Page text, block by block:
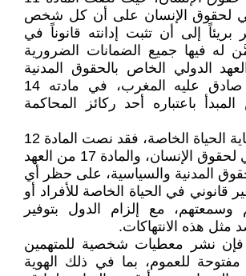
لحقوق الإنسان على أن كل شخص
بريئاً إلى أن تثبت إدانته قانوناً في
له فيها جميع الضمانات الضرورية
الدولي الخاص بالحقوق المدنية
والسياسية، الذي صادق عليه المغرب، في مادته 14
نفس المبدأ باعتباره أحد ركائز المحاكمة
أما فيما يتعلق بحماية الحياة الخاصة، فقد نصت المادة 12
من الإعلان العالمي لحقوق الإنسان، والمادة 17 من العهد
المدنية والسياسية، على حظر أي
في الحياة الخاصة للأفراد أو
مع إلزام الدول بتوفير
مثل هذه الانتهاكات.
فإن نشر معطيات شخصية للمتهمين
للعموم، بما في ذلك الهوية